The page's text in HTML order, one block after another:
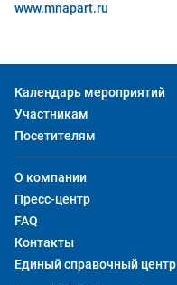
www.mnapart.ru
Календарь мероприятий
Участникам
Посетителям
О компании
Пресс-центр
FAQ
Контакты
Единый справочный центр